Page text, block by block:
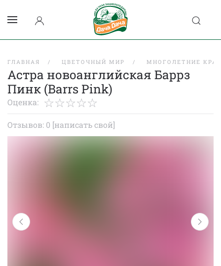
ГЛАВНАЯ ЦВЕТОЧНЫЙ МИР МНОГОЛЕТНИЕ
Астра новоанглийская Баррз
Пинк (Barrs Pink)
Оценка:
Отзывов: 0 [написать свой]